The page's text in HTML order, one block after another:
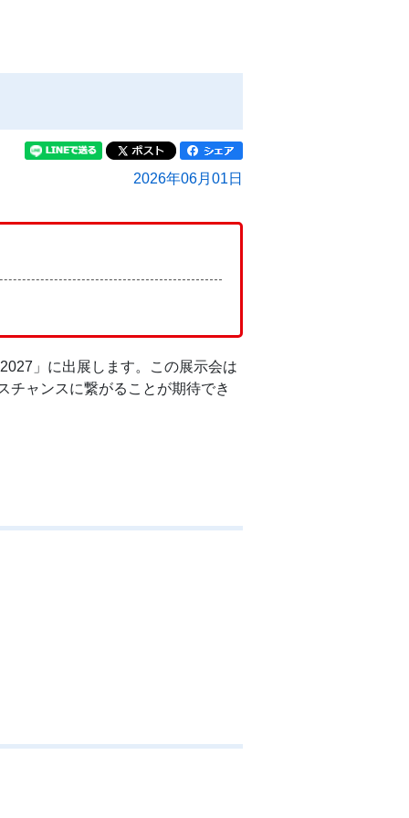
2026年06月01日
」に出展します。この展示会は
チャンスに繋がることが期待でき